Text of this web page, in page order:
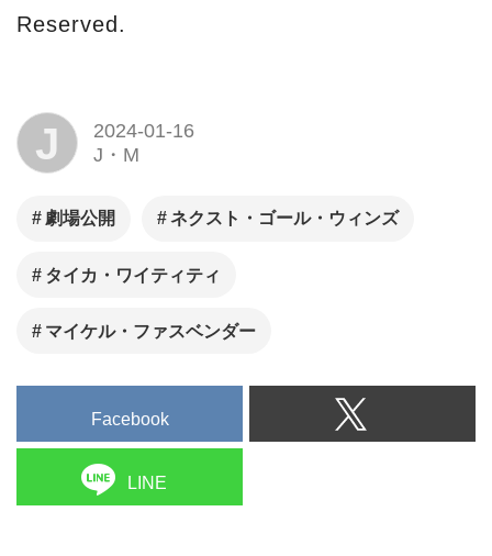
Reserved.
J
2024-01-16
J・M
劇場公開 ネクスト・ゴール・ウィンズ
タイカ・ワイティティ
マイケル・ファスベンダー
Facebook
LINE